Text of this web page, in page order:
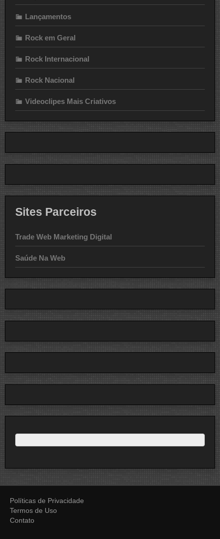
Lançamentos
Rock em Geral
Rock Internacional
Rock Nacional
Videoclipes Mais Criativos
Sites Parceiros
Trade Web Marketing Digital
Saúde Na Web
Políticas de Privacidade
Termos de Uso
Contato